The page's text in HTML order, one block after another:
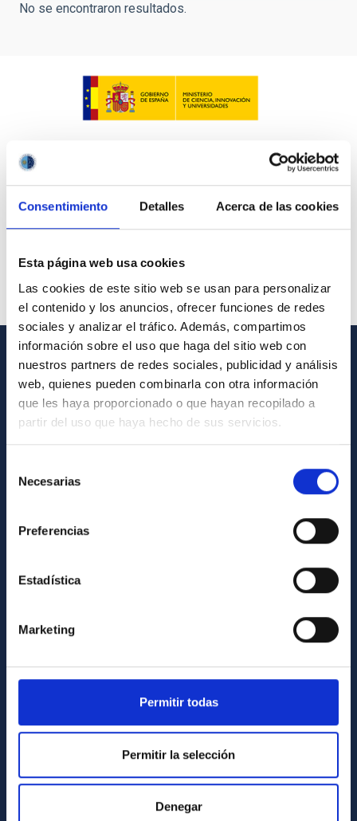
Consentimiento Detalles Acerca de las cookies
Esta página web usa cookies
Las cookies de este sitio web se usan para personalizar
el contenido y los anuncios, ofrecer funciones de redes
sociales y analizar el tráfico. Además, compartimos
información sobre el uso que haga del sitio web con
nuestros partners de redes sociales, publicidad y análisis
web, quienes pueden combinarla con otra información
que les haya proporcionado o que hayan recopilado a
partir del uso que haya hecho de sus servicios.
Necesarias
Preferencias
Estadística
Marketing
Permitir todas
Permitir la selección
Denegar
No se encontraron resultados.
INFORMACIÓN GENERAL
Contacto
Cómo llegar al IAC
Biblioteca
Legislación
Igualdad y diversidad de género
Medio Ambiente y Sostenibilidad
Proyectos institucionales
Financiación externa
Programa Severo Ochoa